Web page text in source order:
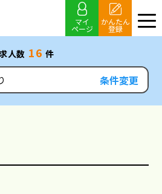
マイ
ページ
かんたん
登録
人数 16 件
条件変更